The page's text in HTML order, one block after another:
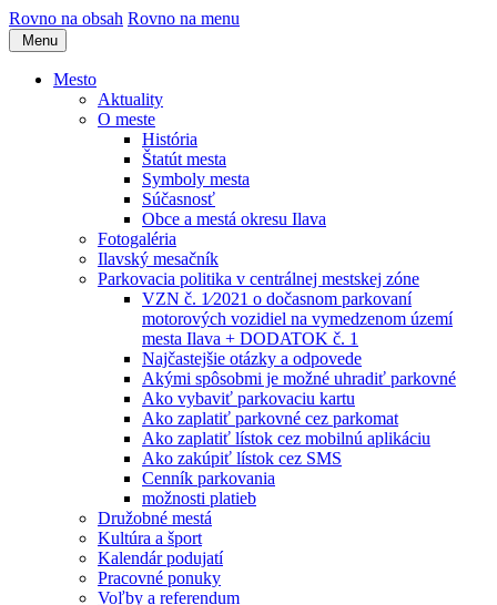
Rovno na obsah Rovno na menu
Menu
Mesto
Aktuality
O meste
História
Štatút mesta
Symboly mesta
Súčasnosť
Obce a mestá okresu Ilava
Fotogaléria
Ilavský mesačník
Parkovacia politika v centrálnej mestskej zóne
VZN č. 1⁄2021 o dočasnom parkovaní
motorových vozidiel na vymedzenom území
mesta Ilava + DODATOK č. 1
Najčastejšie otázky a odpovede
Akými spôsobmi je možné uhradiť parkovné
Ako vybaviť parkovaciu kartu
Ako zaplatiť parkovné cez parkomat
Ako zaplatiť lístok cez mobilnú aplikáciu
Ako zakúpiť lístok cez SMS
Cenník parkovania
možnosti platieb
Družobné mestá
Kultúra a šport
Kalendár podujatí
Pracovné ponuky
Voľby a referendum